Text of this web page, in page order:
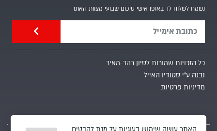
נשמח לשלוח לך באופן אישי סיכום שבועי מצוות האתר
כל הזכויות שמורות לסיון רהב-מאיר
נבנה ע"י סטודיו האייל
מדיניות פרטיות